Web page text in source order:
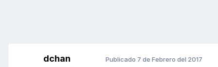
dchan Publicado 7 de Febrero del 2017